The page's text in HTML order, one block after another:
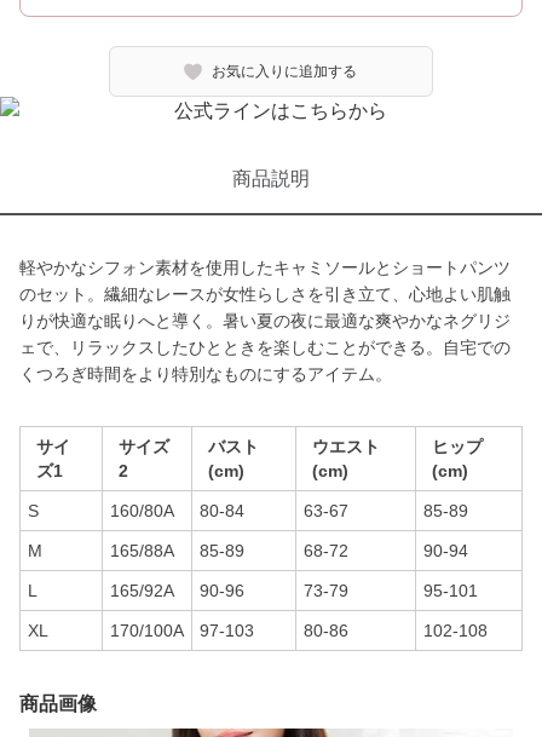
お気に入りに追加する
商品説明
軽やかなシフォン素材を使用したキャミソールとショートパンツ
のセット。繊細なレースが女性らしさを引き立て、心地よい肌触
りが快適な眠りへと導く。暑い夏の夜に最適な爽やかなネグリジ
ェで、リラックスしたひとときを楽しむことができる。自宅での
くつろぎ時間をより特別なものにするアイテム。
サイ
ズ1
サイズ
2
バスト
(cm)
ウエスト
(cm)
ヒップ
(cm)
S 160/80A 80-84 63-67 85-89
M 165/88A 85-89 68-72 90-94
L 165/92A 90-96 73-79 95-101
XL 170/100A 97-103 80-86 102-108
商品画像